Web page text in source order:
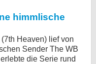
himmlische
Heaven) lief von
Sender The WB
die Serie rund